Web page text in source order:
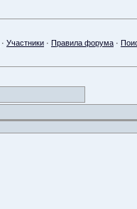
· Участники · Правила форума ·